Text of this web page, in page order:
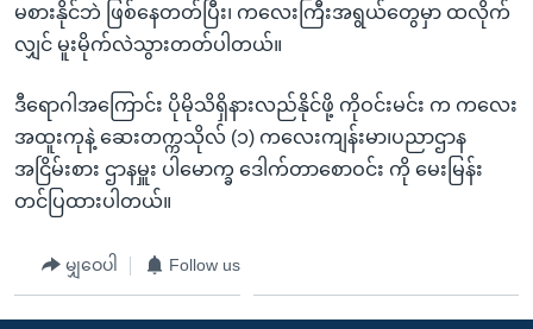
မစားနိုင်ဘဲ ဖြစ်နေတတ်ပြီး၊ ကလေးကြီးအရွယ်တွေမှာ ထလိုက်
လျှင် မူးမိုက်လဲသွားတတ်ပါတယ်။
ဒီရောဂါအကြောင်း ပိုမိုသိရှိနားလည်နိုင်ဖို့ ကိုဝင်းမင်း က ကလေး
အထူးကုနဲ့ ဆေးတက္ကသိုလ် (၁) ကလေးကျန်းမာ၊ပညာဌာန
အငြိမ်းစား ဌာနမှူး ပါမောက္ခ ဒေါက်တာစောဝင်း ကို မေးမြန်း
တင်ပြထားပါတယ်။
မျှဝေပါ Follow us